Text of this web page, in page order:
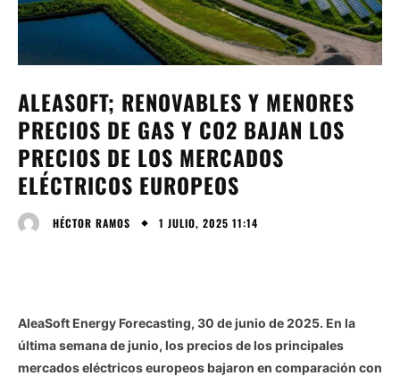
ALEASOFT; RENOVABLES Y MENORES
PRECIOS DE GAS Y CO2 BAJAN LOS
PRECIOS DE LOS MERCADOS
ELÉCTRICOS EUROPEOS
HÉCTOR RAMOS 1 JULIO, 2025 11:14
AleaSoft Energy Forecasting, 30 de junio de 2025. En la
última semana de junio, los precios de los principales
mercados eléctricos europeos bajaron en comparación con